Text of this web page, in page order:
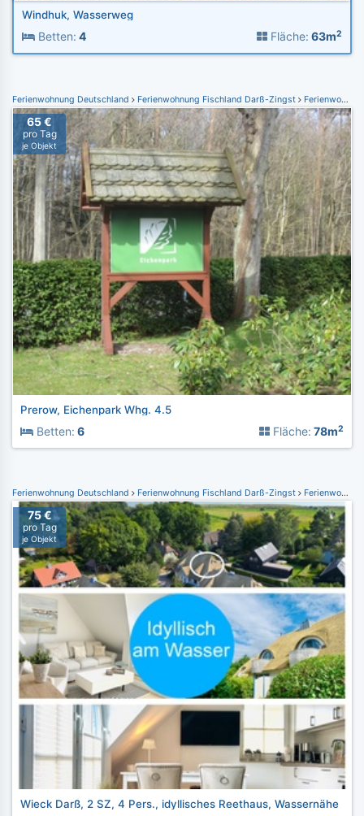
Windhuk, Wasserweg
Betten: 4 Fläche: 63m2
Ferienwohnung Deutschland Ferienwohnung Fischland Darß-Zingst Ferienwohnung Prerow
65 €
pro Tag
je Objekt
Prerow, Eichenpark Whg. 4.5
Betten: 6 Fläche: 78m2
Ferienwohnung Deutschland Ferienwohnung Fischland Darß-Zingst Ferienwohnung Wieck
75 €
pro Tag
je Objekt
Wieck Darß, 2 SZ, 4 Pers., idyllisches Reethaus, Wassernähe